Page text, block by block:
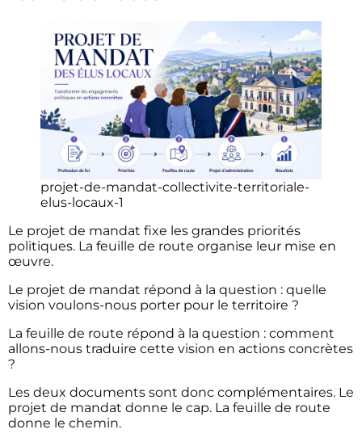
projet-de-mandat-collectivite-territoriale-
elus-locaux-1
Le projet de mandat fixe les grandes priorités
politiques. La feuille de route organise leur mise en
œuvre.
Le projet de mandat répond à la question : quelle
vision voulons-nous porter pour le territoire ?
La feuille de route répond à la question : comment
allons-nous traduire cette vision en actions concrètes
?
Les deux documents sont donc complémentaires. Le
projet de mandat donne le cap. La feuille de route
donne le chemin.